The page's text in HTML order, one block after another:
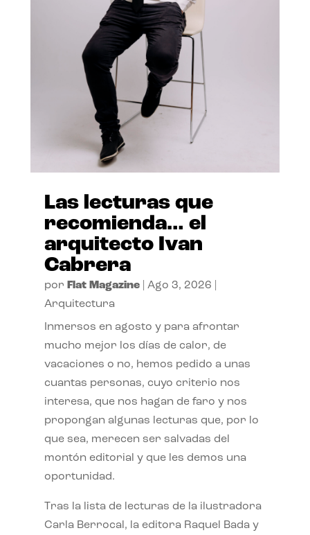
Las lecturas que
recomienda… el
arquitecto Ivan
Cabrera
por Flat Magazine| Ago 3, 2026
Arquitectura
Inmersos en agosto y para afrontar
mucho mejor los días de calor, de
vacaciones o no, hemos pedido a unas
cuantas personas, cuyo criterio nos
interesa, que nos hagan de faro y nos
propongan algunas lecturas que, por lo
que sea, merecen ser salvadas del
montón editorial y que les demos una
oportunidad.
Tras la lista de lecturas de la ilustradora
Carla Berrocal, la editora Raquel Bada y